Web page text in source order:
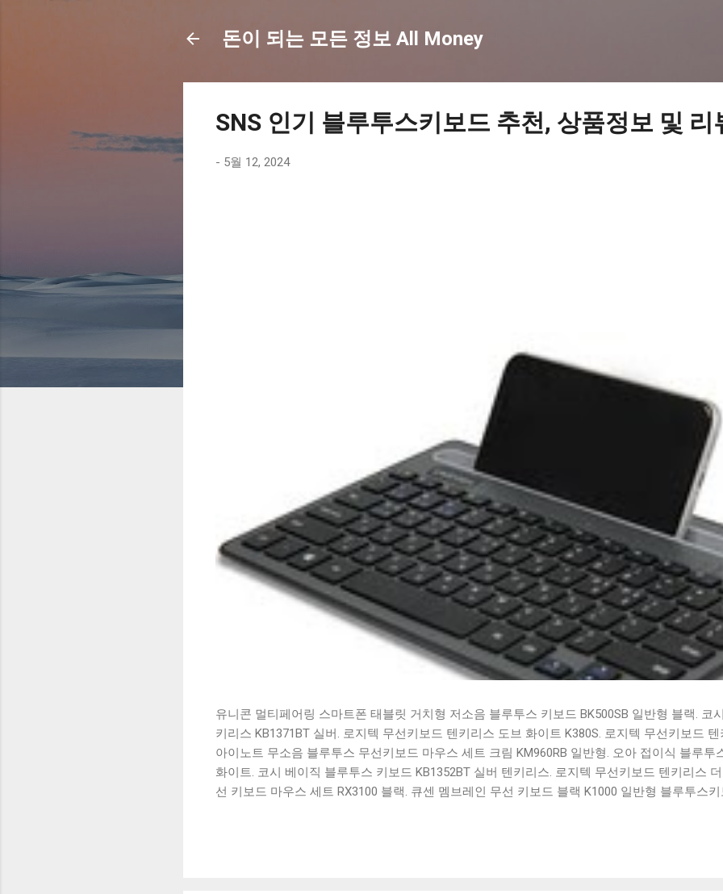
돈이 되는 모든 정보 All Money
SNS 인기 블루투스키보드 추천, 상품정보 및 리
- 5월 12, 2024
유니콘 멀티페어링 스마트폰 태블릿 거치형 저소음 블루투스 키보드 BK500SB 일반형 블랙. 코
키리스 KB1371BT 실버. 로지텍 무선키보드 텐키리스 도브 화이트 K380S. 로지텍 무선키보드
아이노트 무소음 블루투스 무선키보드 마우스 세트 크림 KM960RB 일반형. 오아 접이식 블루투
화이트. 코시 베이직 블루투스 키보드 KB1352BT 실버 텐키리스. 로지텍 무선키보드 텐키리스
선 키보드 마우스 세트 RX3100 블랙. 큐센 멤브레인 무선 키보드 블랙 K1000 일반형 블루투스